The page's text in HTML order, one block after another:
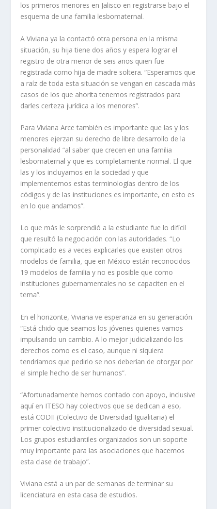
los primeros menores en Jalisco en registrarse bajo el
esquema de una familia lesbomaternal.
A Viviana ya la contactó otra persona en la misma
situación, su hija tiene dos años y espera lograr el
registro de otra menor de seis años quien fue
registrada como hija de madre soltera. “Esperamos que
a raíz de toda esta situación se vengan en cascada más
casos de los que ahorita tenemos registrados para
darles certeza jurídica a los menores”.
Para Viviana Arce también es importante que las y los
menores ejerzan su derecho de libre desarrollo de la
personalidad “al saber que crecen en una familia
lesbomaternal y que es completamente normal. El que
las y los incluyamos en la sociedad y que
implementemos estas terminologías dentro de los
códigos y de las instituciones es importante, en esto es
en lo que andamos”.
Lo que más le sorprendió a la estudiante fue lo difícil
que resultó la negociación con las autoridades. “Lo
complicado es a veces explicarles que existen otros
modelos de familia, que en México están reconocidos
19 modelos de familia y no es posible que como
instituciones gubernamentales no se capaciten en el
tema”.
En el horizonte, Viviana ve esperanza en su generación.
“Está chido que seamos los jóvenes quienes vamos
impulsando un cambio. A lo mejor judicializando los
derechos como es el caso, aunque ni siquiera
tendríamos que pedirlo se nos deberían de otorgar por
el simple hecho de ser humanos”.
“Afortunadamente hemos contado con apoyo, inclusive
aquí en ITESO hay colectivos que se dedican a eso,
está CODII (Colectivo de Diversidad Igualitaria) el
primer colectivo institucionalizado de diversidad sexual.
Los grupos estudiantiles organizados son un soporte
muy importante para las asociaciones que hacemos
esta clase de trabajo”.
Viviana está a un par de semanas de terminar su
licenciatura en esta casa de estudios.